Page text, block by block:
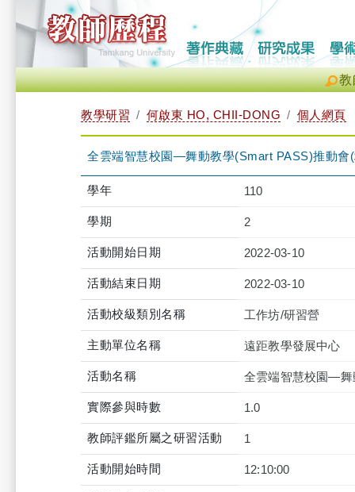
教
教學研習 何啟東 HO, CHII-DONG 個人網頁
全雲端智慧校園—舞動教學(Smart PASS)推動會
學年 110
學期 2
活動開始日期 2022-03-10
活動結束日期 2022-03-10
活動校級類別名稱 工作坊/研習營
主動單位名稱 遠距教學發展中心
活動名稱 全雲端智慧校園—舞
實際參與時數 1.0
教師評鑑所屬之研習活動 1
活動開始時間 12:10:00